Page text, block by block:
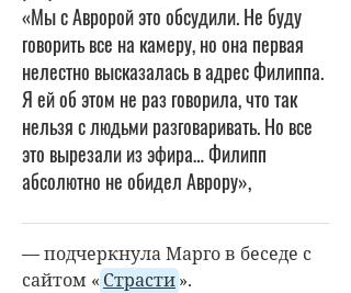
«Мы с Авророй это обсудили. Не буду
говорить все на камеру, но она первая
нелестно высказалась в адрес Филиппа.
Я ей об этом не раз говорила, что так
нельзя с людьми разговаривать. Но все
это вырезали из эфира… Филипп
абсолютно не обидел Аврору»,
— подчеркнула Марго в беседе с
сайтом « Страсти».